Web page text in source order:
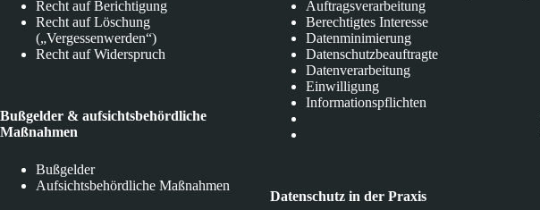
Recht auf Berichtigung
Recht auf Löschung
(„Vergessenwerden“)
Recht auf Widerspruch
Bußgelder & aufsichtsbehördliche
Maßnahmen
Bußgelder
Aufsichtsbehördliche Maßnahmen
Auftragsverarbeitung
Berechtigtes Interesse
Datenminimierung
Datenschutzbeauftragte
Datenverarbeitung
Einwilligung
Informationspflichten
Datenschutz in der Praxis